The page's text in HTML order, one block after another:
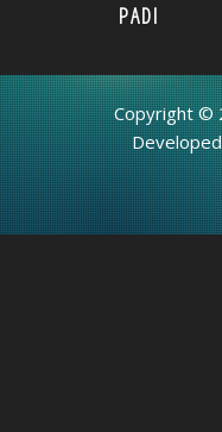
PADI
Copyright ©